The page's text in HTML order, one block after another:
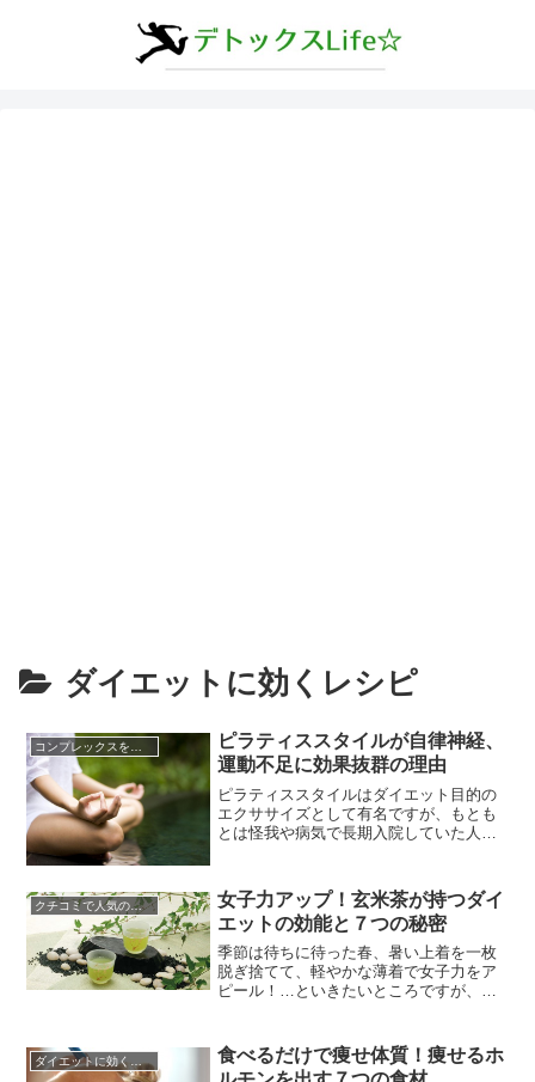
ダイエットに効くレシピ
コンプレックスを克服する方法
ピラティススタイルが自律神経、
運動不足に効果抜群の理由
ピラティススタイルはダイエット目的の
エクササイズとして有名ですが、もとも
とは怪我や病気で長期入院していた人が
め筋力や体の柔軟性に関係なく誰でも行
うことができます。ピラティスは腹式呼
吸により交感神経を活発にし、体や頭を
すっきりさせていく効果があります...
クチコミで人気のダイエット
女子力アップ！玄米茶が持つダイ
エットの効能と７つの秘密
季節は待ちに待った春、暑い上着を一枚
脱ぎ捨てて、軽やかな薄着で女子力をア
ピール！…といきたいところですが、そ
ついし、ダイエットも運動もなんだか続
かない…そんなあなたにピッタリなのが
食べるだけで痩せ体質！痩せるホ